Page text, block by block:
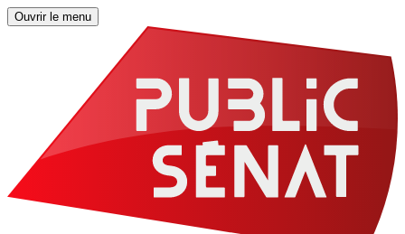
Ouvrir le menu